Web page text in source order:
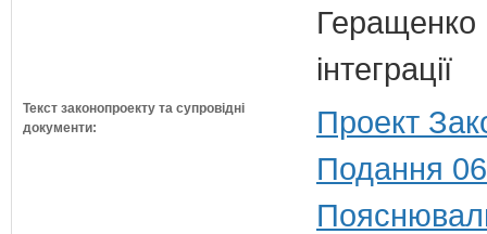
Геращенко
інтеграції
Текст законопроекту та супровідні
документи:
Проект
Подання